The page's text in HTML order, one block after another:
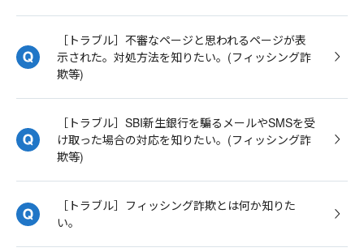
［トラブル］不審なページと思われるページが表
示された。対処方法を知りたい。(フィッシング詐
欺等)
［トラブル］SBI新生銀行を騙るメールやSMSを受
け取った場合の対応を知りたい。(フィッシング詐
欺等)
［トラブル］フィッシング詐欺とは何か知りた
い。